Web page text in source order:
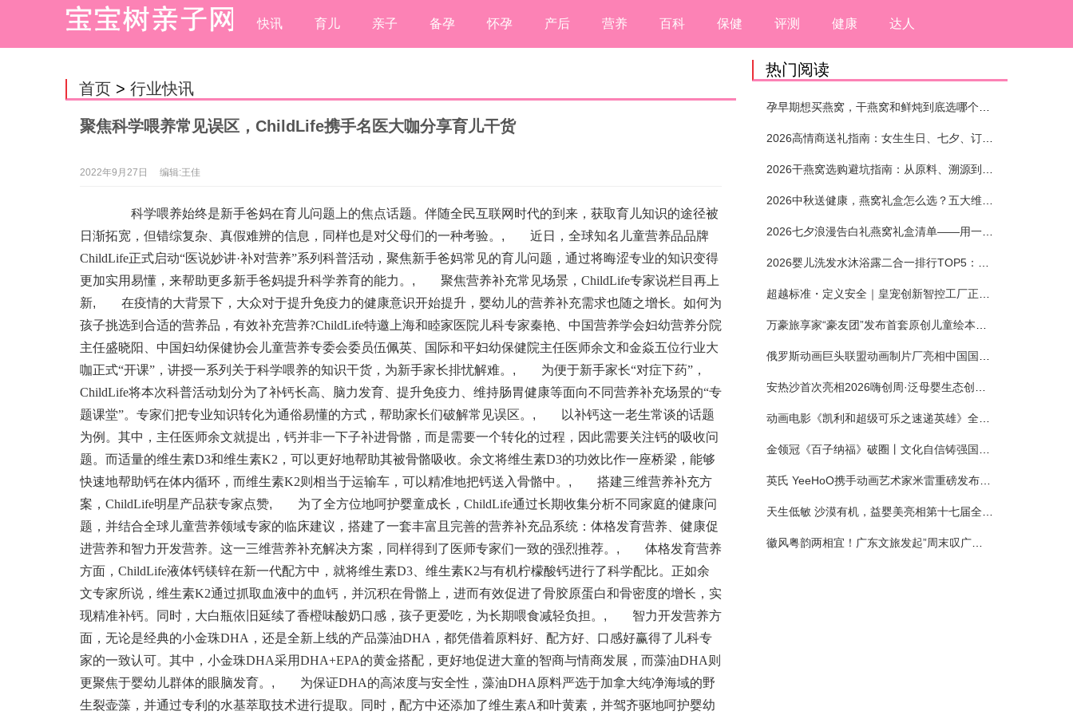
快讯 育儿 亲子 备孕 怀孕 产后 营养 百科 保健 评测 健康 达人
首页 > 行业快讯
聚焦科学喂养常见误区，ChildLife携手名医大咖分享育儿干货
2022年9月27日 编辑:王佳
科学喂养始终是新手爸妈在育儿问题上的焦点话题。伴随全民互联网时代的到来，获取育儿知识的途径被
日渐拓宽，但错综复杂、真假难辨的信息，同样也是对父母们的一种考验。 , 近日，全球知名儿童营养品品牌
ChildLife正式启动“医说妙讲·补对营养”系列科普活动，聚焦新手爸妈常见的育儿问题，通过将晦涩专业的知识变得
更加实用易懂，来帮助更多新手爸妈提升科学养育的能力。 , 聚焦营养补充常见场景，ChildLife专家说栏目再上
新, 在疫情的大背景下，大众对于提升免疫力的健康意识开始提升，婴幼儿的营养补充需求也随之增长。如何为
孩子挑选到合适的营养品，有效补充营养?ChildLife特邀上海和睦家医院儿科专家秦艳、中国营养学会妇幼营养分院
主任盛晓阳、中国妇幼保健协会儿童营养专委会委员伍佩英、国际和平妇幼保健院主任医师余文和金焱五位行业大
咖正式“开课”，讲授一系列关于科学喂养的知识干货，为新手家长排忧解难。 , 为便于新手家长“对症下药”，
ChildLife将本次科普活动划分为了补钙长高、脑力发育、提升免疫力、维持肠胃健康等面向不同营养补充场景的“专
题课堂”。专家们把专业知识转化为通俗易懂的方式，帮助家长们破解常见误区。 , 以补钙这一老生常谈的话题
为例。其中，主任医师余文就提出，钙并非一下子补进骨骼，而是需要一个转化的过程，因此需要关注钙的吸收问
题。而适量的维生素D3和维生素K2，可以更好地帮助其被骨骼吸收。余文将维生素D3的功效比作一座桥梁，能够
快速地帮助钙在体内循环，而维生素K2则相当于运输车，可以精准地把钙送入骨骼中。 , 搭建三维营养补充方
案，ChildLife明星产品获专家点赞, 为了全方位地呵护婴童成长，ChildLife通过长期收集分析不同家庭的健康问
题，并结合全球儿童营养领域专家的临床建议，搭建了一套丰富且完善的营养补充品系统：体格发育营养、健康促
进营养和智力开发营养。这一三维营养补充解决方案，同样得到了医师专家们一致的强烈推荐。 , 体格发育营养
方面，ChildLife液体钙镁锌在新一代配方中，就将维生素D3、维生素K2与有机柠檬酸钙进行了科学配比。正如余
文专家所说，维生素K2通过抓取血液中的血钙，并沉积在骨骼上，进而有效促进了骨胶原蛋白和骨密度的增长，实
现精准补钙。同时，大白瓶依旧延续了香橙味酸奶口感，孩子更爱吃，为长期喂食减轻负担。 , 智力开发营养方
面，无论是经典的小金珠DHA，还是全新上线的产品藻油DHA，都凭借着原料好、配方好、口感好赢得了儿科专
家的一致认可。其中，小金珠DHA采用DHA+EPA的黄金搭配，更好地促进大童的智商与情商发展，而藻油DHA则
更聚焦于婴幼儿群体的眼脑发育。 , 为保证DHA的高浓度与安全性，藻油DHA原料严选于加拿大纯净海域的野
生裂壶藻，并通过专利的水基萃取技术进行提取。同时，配方中还添加了维生素A和叶黄素，并驾齐驱地呵护婴幼
热门阅读